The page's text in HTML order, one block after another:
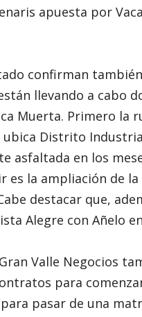
apuesta por
confirman
llevando a cabo
Muerta. Primero la
Distrito
asfaltada en los
la ampliación de
destacar que,
Alegre con Añelo
Valle Negocios
para
pasar de una